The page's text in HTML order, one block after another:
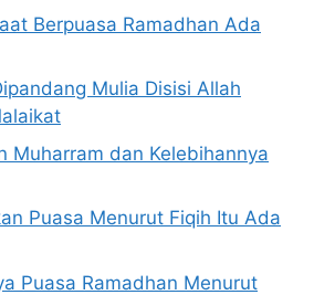
Berpuasa Ramadhan Ada
Mulia Disisi Allah
Muharram dan Kelebihannya
Puasa Menurut Fiqih Itu Ada
Puasa Ramadhan Menurut